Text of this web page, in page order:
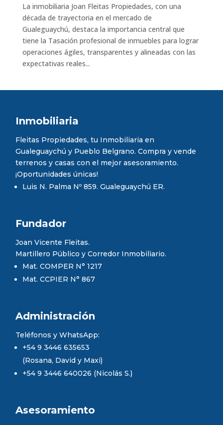
La inmobiliaria Joan Fleitas Propiedades, con una
década de trayectoria en el mercado de
Gualeguaychú, destaca la importancia central que
tiene la Tasación profesional de inmuebles para lograr
operaciones ágiles, transparentes y alineadas con las
expectativas reales...
Inmobiliaria
Fleitas Propiedades, tu Inmobiliaria en
Gualeguaychú y Pueblo Belgrano. Compra y vende
terrenos y casas con el mejor asesoramiento.
¡Oportunidades únicas!
Luis N. Palma Nº 859. Gualeguaychú ER.
Fundador
Joan Vicente Fleitas.
Martillero Público y Corredor Inmobiliario.
Mat. COMPER N° 1217
Mat. CCPIER N° 867
Administración
Teléfonos y WhatsApp:
+54 9 3446 635653
(Rosana, David y Maxi)
+54 9 3446 640026 (Nicolás S.)
Asesoramiento